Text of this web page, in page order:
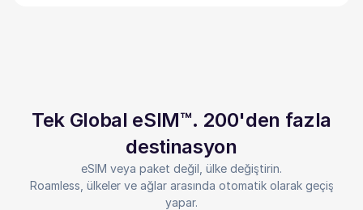
Tek Global eSIM™. 200'den fazla
destinasyon
eSIM veya paket değil, ülke değiştirin.
Roamless, ülkeler ve ağlar arasında otomatik olarak geçiş
yapar.